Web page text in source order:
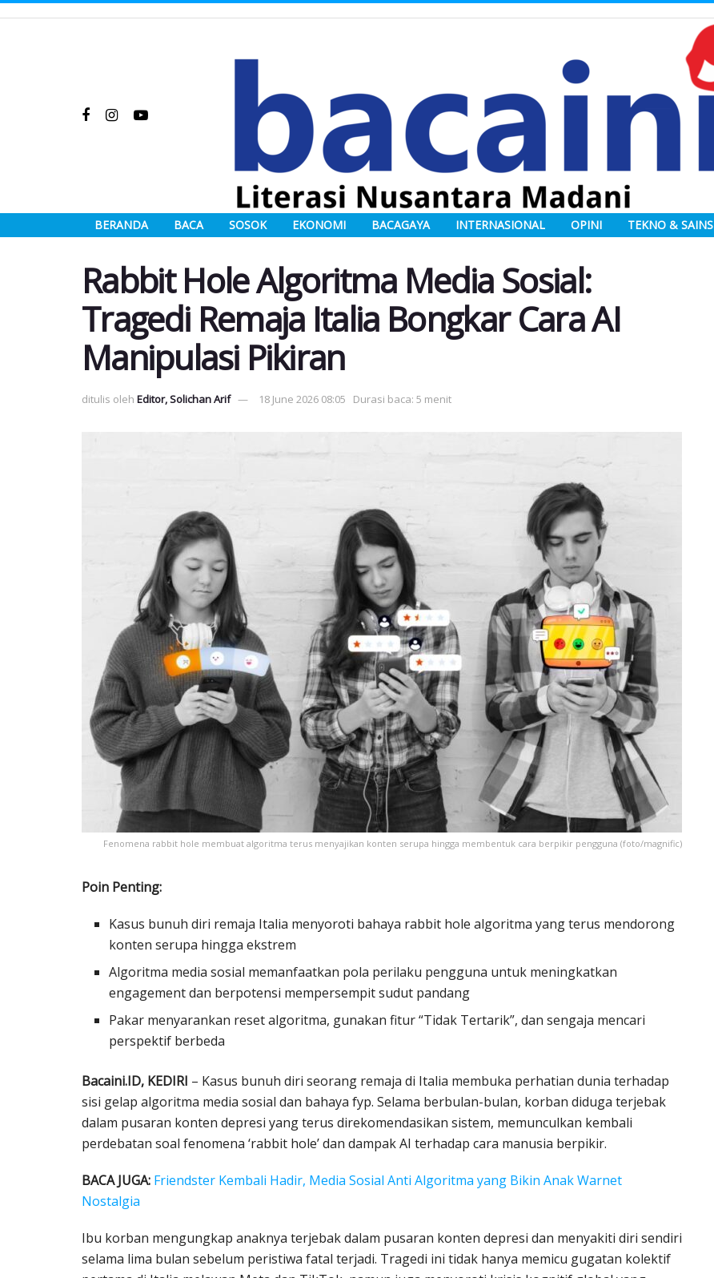
BERANDA BACA SOSOK EKONOMI BACAGAYA INTERNASIONAL OPINI TEKNO & SAINS
Rabbit Hole Algoritma Media Sosial:
Tragedi Remaja Italia Bongkar Cara AI
Manipulasi Pikiran
ditulis oleh Editor, Solichan Arif 18 June 2026 08:05 Durasi baca: 5 menit
Fenomena rabbit hole membuat algoritma terus menyajikan konten serupa hingga membentuk cara berpikir pengguna (foto/magnific)
Poin Penting:
Kasus bunuh diri remaja Italia menyoroti bahaya rabbit hole algoritma yang terus mendorong
konten serupa hingga ekstrem
Algoritma media sosial memanfaatkan pola perilaku pengguna untuk meningkatkan
engagement dan berpotensi mempersempit sudut pandang
Pakar menyarankan reset algoritma, gunakan fitur “Tidak Tertarik”, dan sengaja mencari
perspektif berbeda
Bacaini.ID, KEDIRI – Kasus bunuh diri seorang remaja di Italia membuka perhatian dunia terhadap
sisi gelap algoritma media sosial dan bahaya fyp. Selama berbulan-bulan, korban diduga terjebak
dalam pusaran konten depresi yang terus direkomendasikan sistem, memunculkan kembali
perdebatan soal fenomena ‘rabbit hole’ dan dampak AI terhadap cara manusia berpikir.
BACA JUGA: Friendster Kembali Hadir, Media Sosial Anti Algoritma yang Bikin Anak Warnet
Nostalgia
Ibu korban mengungkap anaknya terjebak dalam pusaran konten depresi dan menyakiti diri sendiri
selama lima bulan sebelum peristiwa fatal terjadi. Tragedi ini tidak hanya memicu gugatan kolektif